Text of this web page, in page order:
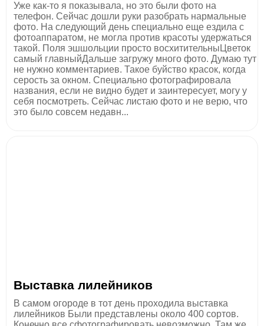
Уже как-то я показывала, но это были фото на
телефон. Сейчас дошли руки разобрать нармальные
фото. На следующий день специально еще ездила с
фотоаппаратом, не могла против красоты удержаться
такой. Поля эшшольции просто восхитительныЦветок
самый главныйДальше загружу много фото. Думаю тут
не нужно комментариев. Такое буйство красок, когда
серость за окном. Специально фотографировала
названия, если не видно будет и заинтересует, могу у
себя посмотреть. Сейчас листаю фото и не верю, что
это было совсем недавн...
Выставка лилейников
В самом огороде в тот день проходила выставка
лилейников Были представлены около 400 сортов.